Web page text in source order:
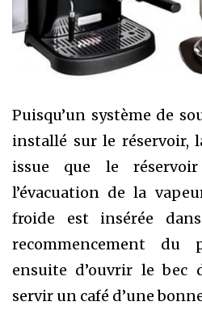
Puisqu’un système de
installé sur le réservoir,
issue que le
l’évacuation de la
froide est insérée
recommencement du
ensuite d’ouvrir le bec
servir un café d’une